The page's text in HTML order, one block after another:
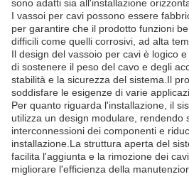
sono adatti sia all'installazione
I vassoi per cavi possono essere
per garantire che il prodotto funzioni
difficili come quelli corrosivi, ad alta
Il design del vassoio per cavi è logico
di sostenere il peso del cavo e degli
stabilità e la sicurezza del sistema.Il
soddisfare le esigenze di varie
Per quanto riguarda l'installazione, il
utilizza un design modulare, rendendo
interconnessioni dei componenti e
installazione.La struttura aperta del
facilita l'aggiunta e la rimozione dei
migliorare l'efficienza della